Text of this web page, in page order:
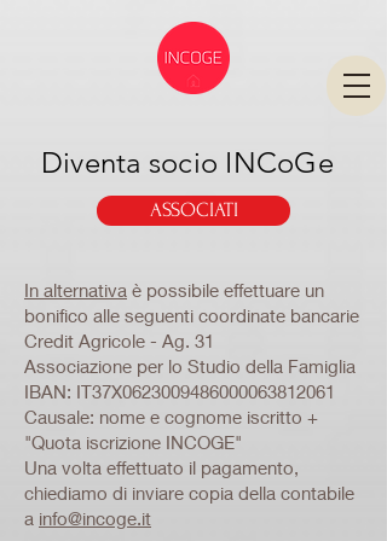
Diventa socio INCoGe
ASSOCIATI
In alternativa è possibile effettuare un
bonifico alle seguenti coordinate bancarie
Credit Agricole - Ag. 31
Associazione per lo Studio della Famiglia
IBAN: IT37X0623009486000063812061
Causale: nome e cognome iscritto +
"Quota iscrizione INCOGE"
Una volta effettuato il pagamento,
chiediamo di inviare copia della contabile
a info@incoge.it